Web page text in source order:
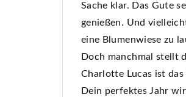
Sache klar. Das Gute
genießen. Und
eine Blumenwiese zu
Doch manchmal stellt
Charlotte Lucas ist
Dein perfektes Jahr